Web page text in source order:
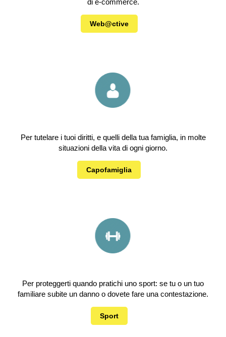
di e-commerce.
Web@ctive
Per tutelare i tuoi diritti, e quelli della tua famiglia, in molte
situazioni della vita di ogni giorno.
Capofamiglia
Per proteggerti quando pratichi uno sport: se tu o un tuo
familiare subite un danno o dovete fare una contestazione.
Sport